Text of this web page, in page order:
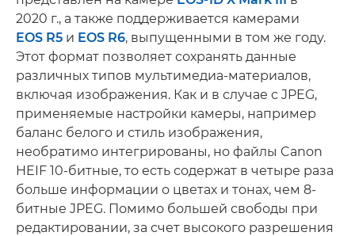
2020 г., а также поддерживается камерами
EOS R5 и EOS R6, выпущенными в том же году.
Этот формат позволяет сохранять данные
различных типов мультимедиа-материалов,
включая изображения. Как и в случае с JPEG,
применяемые настройки камеры, например
баланс белого и стиль изображения,
необратимо интегрированы, но файлы Canon
HEIF 10-битные, то есть содержат в четыре раза
больше информации о цветах и тонах, чем 8-
битные JPEG. Помимо большей свободы при
редактировании, за счет высокого разрешения